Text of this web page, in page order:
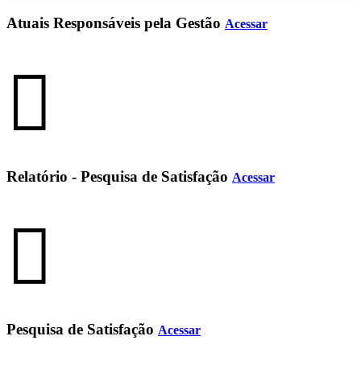
Atuais Responsáveis pela Gestão Acessar
Relatório - Pesquisa de Satisfação Acessar
Pesquisa de Satisfação Acessar